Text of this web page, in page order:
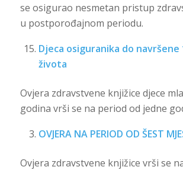
se osigurao nesmetan pristup
u postporođajnom periodu.
Djeca osiguranika do navršene
života
Ovjera zdravstvene knjižice djece
godina vrši se na period od jedne
OVJERA NA PERIOD OD ŠEST
Ovjera zdravstvene knjižice vrši se